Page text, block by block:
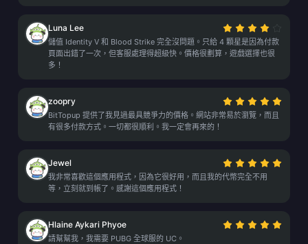
Luna Lee
儲值 Identity V 和 Blood Strike 完全沒問題。只給 4 顆星是因為付款
頁面出錯了一次，但客服處理得超級快。價格很劃算，遊戲選擇也很
多！
zoopry
BitTopup 提供了我見過最具競爭力的價格。網站非常易於瀏覽，而且
有很多付款方式。一切都很順利。我一定會再來的！
Jewel
我非常喜歡這個應用程式，因為它很好用，而且我的代幣完全不用
等，立刻就到帳了。感謝這個應用程式！
Hlaine Aykari Phyoe
請幫幫我，我需要 PUBG 全球服的 UC。